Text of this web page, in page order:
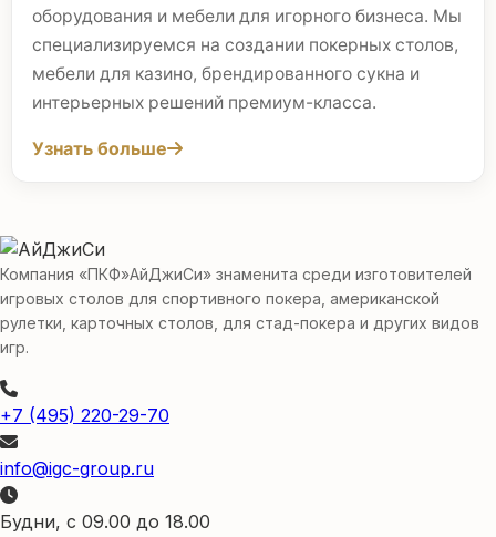
оборудования и мебели для игорного бизнеса. Мы
специализируемся на создании покерных столов,
мебели для казино, брендированного сукна и
интерьерных решений премиум-класса.
Узнать больше
Компания «ПКФ»АйДжиСи» знаменита среди изготовителей
игровых столов для спортивного покера, американской
рулетки, карточных столов, для стад-покера и других видов
игр.
+7 (495) 220-29-70
info@igc-group.ru
Будни, с 09.00 до 18.00